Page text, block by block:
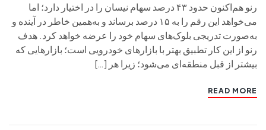
رنو هم‌اکنون حدود ۴۳ درصد سهام نیسان را در اختیار دارد؛ اما
می‌خواهد این رقم را به ۱۵ درصد برساند و به‌همین خاطر در آینده و
به‌صورت تدریجی بلوک‌های سهام خود را عرضه خواهد کرد. هدف
رنو از این کار تطبیق بهتر با بازارهای خودرویی است؛ بازارهایی که
بیشتر از قبل منطقه‌ای می‌شود؛ زیرا هر […]
READ MORE